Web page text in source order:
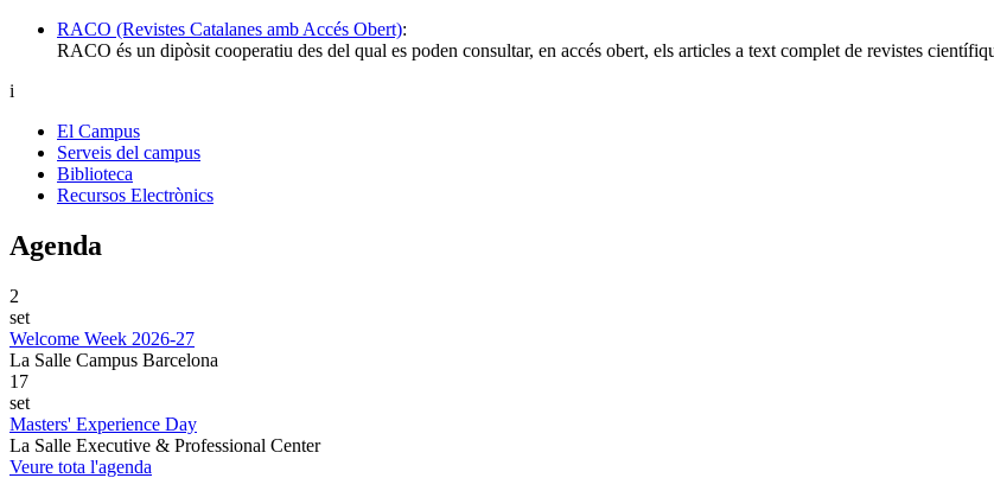
RACO (Revistes Catalanes amb Accés Obert):
RACO és un dipòsit cooperatiu des del qual es poden consultar, en accés obert, els articles a text complet de revistes
i
El Campus
Serveis del campus
Biblioteca
Recursos Electrònics
Agenda
2
set
Welcome Week 2026-27
La Salle Campus Barcelona
17
set
Masters' Experience Day
La Salle Executive & Professional Center
Veure tota l'agenda